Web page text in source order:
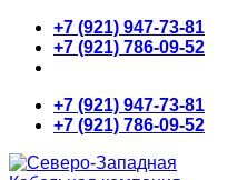
Skip
content
+7 (921) 947-73-81
+7 (921) 786-09-52
+7 (921) 947-73-81
+7 (921) 786-09-52